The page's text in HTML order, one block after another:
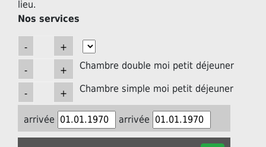
lieu.
Nos services
Chambre double moi petit déjeuner
Chambre simple moi petit déjeuner
arrivée arrivée